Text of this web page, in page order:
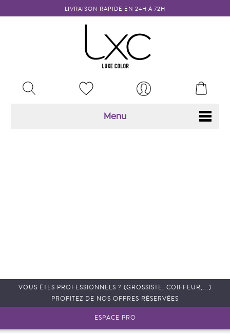
LIVRAISON RAPIDE EN 24H À 72H
MON
MY
WISHLISTS
RECHERCHER
Menu
VOUS ÊTES PROFESSIONNELS ? (GROSSISTE, COIFFEUR,...)
PROFITEZ DE NOS OFFRES RÉSERVÉES
ESPACE PRO